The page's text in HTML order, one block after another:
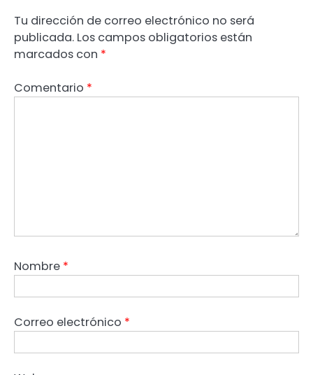
Tu dirección de correo electrónico no será
publicada. Los campos obligatorios están
marcados con *
Comentario *
Nombre *
Correo electrónico *